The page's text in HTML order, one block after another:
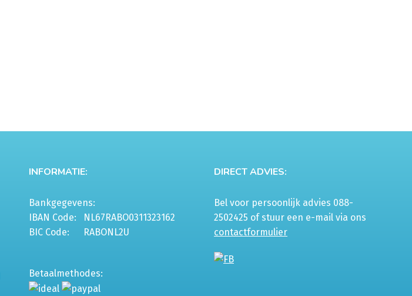
INFORMATIE:
Bankgegevens:
IBAN Code:
NL67RABO0311323162
BIC Code:
RABONL2U
Betaalmethodes:
DIRECT ADVIES:
Bel voor persoonlijk advies 088-
2502425 of stuur een e-mail via ons
contactformulier